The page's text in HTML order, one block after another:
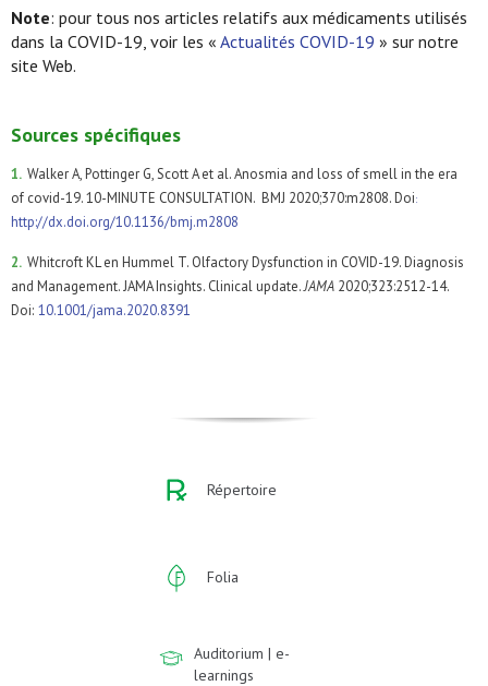
Note: pour tous nos articles relatifs aux médicaments utilisés
dans la COVID-19, voir les « Actualités COVID-19 » sur notre
site Web.
Sources spécifiques
1. Walker A, Pottinger G, Scott A et al. Anosmia and loss of smell in the era
of covid-19. 10-MINUTE CONSULTATION. BMJ 2020;370:m2808. Doi:
http://dx.doi.org/10.1136/bmj.m2808
2. Whitcroft KL en Hummel T. Olfactory Dysfunction in COVID-19. Diagnosis
and Management. JAMA Insights. Clinical update.JAMA 2020;323:2512-14.
Doi: 10.1001/jama.2020.8391
Répertoire
Folia
Auditorium | e-
learnings